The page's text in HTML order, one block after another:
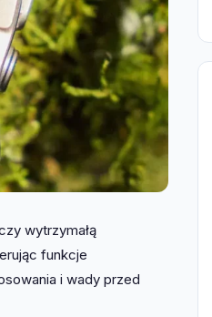
wytrzymałą
funkcje
i wady przed